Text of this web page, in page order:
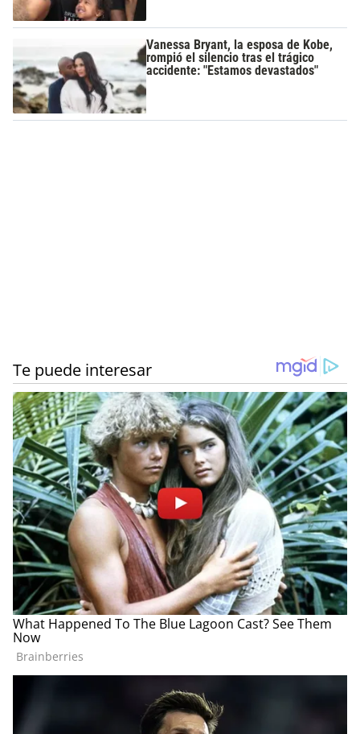
Vanessa Bryant, la esposa de Kobe,
rompió el silencio tras el trágico
accidente: "Estamos devastados"